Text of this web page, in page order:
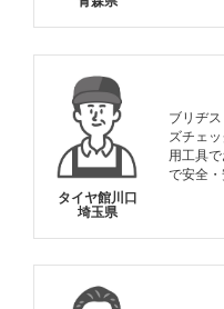
タイヤ館川口
埼玉県
ブリヂ
ズチェ
用工具
で安全・